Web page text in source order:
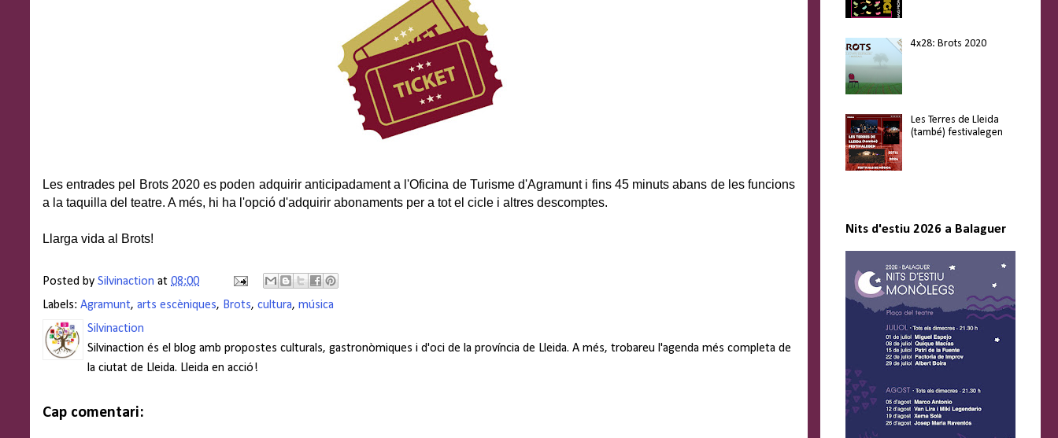
Les entrades pel Brots 2020 es poden adquirir anticipadament a l'Oficina de Turisme d'Agramunt i fins 45 minuts abans de les funcions
a la taquilla del teatre. A més, hi ha l'opció d'adquirir abonaments per a tot el cicle i altres descomptes.
Llarga vida al Brots!
Posted by Silvinaction at 08:00
Labels: Agramunt, arts escèniques, Brots, cultura, música
Silvinaction
Silvinaction és el blog amb propostes culturals, gastronòmiques i d'oci de la província de Lleida. A més, trobareu l'agenda més completa de
la ciutat de Lleida. Lleida en acció!
Cap comentari:
4x28: Brots 2020
Les Terres de Lleida
(també) festivalegen
Nits d'estiu 2026 a Balaguer